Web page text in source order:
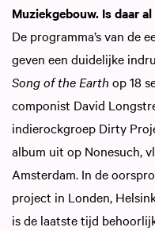
Muziekgebouw. Is daar
De programma’s van de
geven een duidelijke
Song of the Earth op 18
componist David
indierockgroep Dirty
album uit op Nonesuch,
Amsterdam. In de
project in Londen,
is de laatste tijd